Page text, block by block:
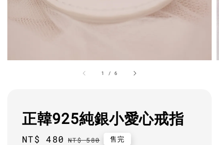
1 /6
正韓925純銀小愛心戒指
Sale
NT$ 480 Regular
NT$ 580 售完